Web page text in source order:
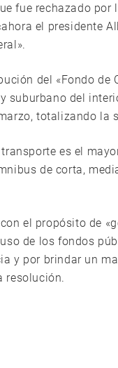
fue rechazado
el presidente
del «Fondo de
suburbano del
totalizando la
es el
de corta,
el propósito de
de los fondos
y por brindar un
resolución.